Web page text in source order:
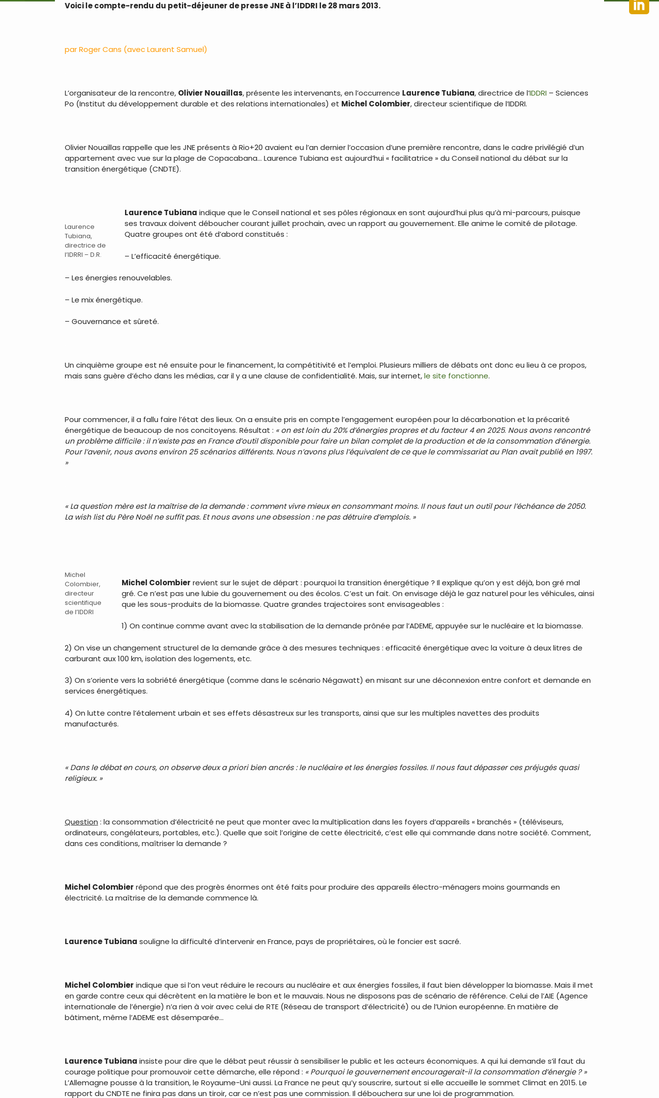
Voici le compte-rendu du petit-déjeuner de presse JNE à l’IDDRI le 28 mars 2013.
par Roger Cans (avec Laurent Samuel)
L’organisateur de la rencontre, Olivier Nouaillas, présente les intervenants, en l’occurrence Laurence Tubiana, directrice de l’IDDRI – Sciences
Po (Institut du développement durable et des relations internationales) et Michel Colombier, directeur scientifique de l’IDDRI.
Olivier Nouaillas rappelle que les JNE présents à Rio+20 avaient eu l’an dernier l’occasion d’une première rencontre, dans le cadre privilégié d’un
appartement avec vue sur la plage de Copacabana… Laurence Tubiana est aujourd’hui « facilitatrice » du Conseil national du débat sur la
transition énergétique (CNDTE).
Laurence
Tubiana,
directrice de
l’IDRRI – D.R.
Laurence Tubiana indique que le Conseil national et ses pôles régionaux en sont aujourd’hui plus qu’à mi-parcours, puisque
ses travaux doivent déboucher courant juillet prochain, avec un rapport au gouvernement. Elle anime le comité de pilotage.
Quatre groupes ont été d’abord constitués :
– L’efficacité énergétique.
– Les énergies renouvelables.
– Le mix énergétique.
– Gouvernance et sûreté.
Un cinquième groupe est né ensuite pour le financement, la compétitivité et l’emploi. Plusieurs milliers de débats ont donc eu lieu à ce propos,
mais sans guère d’écho dans les médias, car il y a une clause de confidentialité. Mais, sur internet,le site fonctionne.
Pour commencer, il a fallu faire l’état des lieux. On a ensuite pris en compte l’engagement européen pour la décarbonation et la précarité
énergétique de beaucoup de nos concitoyens. Résultat : « on est loin du 20% d’énergies propres et du facteur 4 en 2025. Nous avons rencontré
un problème difficile : il n’existe pas en France d’outil disponible pour faire un bilan complet de la production et de la consommation d’énergie.
Pour l’avenir, nous avons environ 25 scénarios différents. Nous n’avons plus l’équivalent de ce que le commissariat au Plan avait publié en 1997.
»
« La question mère est la maîtrise de la demande : comment vivre mieux en consommant moins. Il nous faut un outil pour l’échéance de 2050.
La wish list du Père Noël ne suffit pas. Et nous avons une obsession : ne pas détruire d’emplois. »
Michel
Colombier,
directeur
scientifique
de l’IDDRI
Michel Colombier revient sur le sujet de départ : pourquoi la transition énergétique ? Il explique qu’on y est déjà, bon gré mal
gré. Ce n’est pas une lubie du gouvernement ou des écolos. C’est un fait. On envisage déjà le gaz naturel pour les véhicules, ainsi
que les sous-produits de la biomasse. Quatre grandes trajectoires sont envisageables :
1) On continue comme avant avec la stabilisation de la demande prônée par l’ADEME, appuyée sur le nucléaire et la biomasse.
2) On vise un changement structurel de la demande grâce à des mesures techniques : efficacité énergétique avec la voiture à deux litres de
carburant aux 100 km, isolation des logements, etc.
3) On s’oriente vers la sobriété énergétique (comme dans le scénario Négawatt) en misant sur une déconnexion entre confort et demande en
services énergétiques.
4) On lutte contre l’étalement urbain et ses effets désastreux sur les transports, ainsi que sur les multiples navettes des produits
manufacturés.
« Dans le débat en cours, on observe deux a priori bien ancrés : le nucléaire et les énergies fossiles. Il nous faut dépasser ces préjugés quasi
religieux. »
Question : la consommation d’électricité ne peut que monter avec la multiplication dans les foyers d’appareils « branchés » (téléviseurs,
ordinateurs, congélateurs, portables, etc.). Quelle que soit l’origine de cette électricité, c’est elle qui commande dans notre société. Comment,
dans ces conditions, maîtriser la demande ?
Michel Colombier répond que des progrès énormes ont été faits pour produire des appareils électro-ménagers moins gourmands en
électricité. La maîtrise de la demande commence là.
Laurence Tubiana souligne la difficulté d’intervenir en France, pays de propriétaires, où le foncier est sacré.
Michel Colombier indique que si l’on veut réduire le recours au nucléaire et aux énergies fossiles, il faut bien développer la biomasse. Mais il met
en garde contre ceux qui décrètent en la matière le bon et le mauvais. Nous ne disposons pas de scénario de référence. Celui de l’AIE (Agence
internationale de l’énergie) n’a rien à voir avec celui de RTE (Réseau de transport d’électricité) ou de l’Union européenne. En matière de
bâtiment, même l’ADEME est désemparée…
Laurence Tubiana insiste pour dire que le débat peut réussir à sensibiliser le public et les acteurs économiques. A qui lui demande s’il faut du
courage politique pour promouvoir cette démarche, elle répond : « Pourquoi le gouvernement encouragerait-il la consommation d’énergie ? »
L’Allemagne pousse à la transition, le Royaume-Uni aussi. La France ne peut qu’y souscrire, surtout si elle accueille le sommet Climat en 2015. Le
rapport du CNDTE ne finira pas dans un tiroir, car ce n’est pas une commission. Il débouchera sur une loi de programmation.